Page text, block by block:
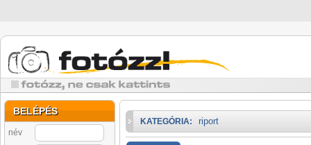
BELÉPÉS
név
KATEGÓRIA: riport